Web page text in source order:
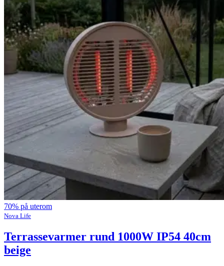
70% på uterom
Nova Life
Terrassevarmer rund 1000W IP54 40cm
beige